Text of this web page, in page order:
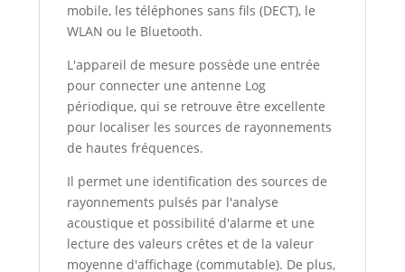
mobile, les téléphones sans fils (DECT), le
WLAN ou le Bluetooth.
L'appareil de mesure possède une entrée
pour connecter une antenne Log
périodique, qui se retrouve être excellente
pour localiser les sources de rayonnements
de hautes fréquences.
Il permet une identification des sources de
rayonnements pulsés par l'analyse
acoustique et possibilité d'alarme et une
lecture des valeurs crêtes et de la valeur
moyenne d'affichage (commutable). De plus,